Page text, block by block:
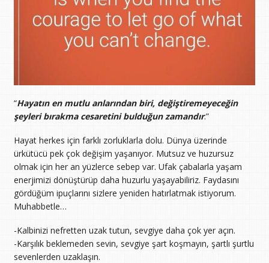
“Hayatın en mutlu anlarından biri, değiştiremeyeceğin
şeyleri bırakma cesaretini bulduğun zamandır.”
Hayat herkes için farklı zorluklarla dolu. Dünya üzerinde
ürkütücü pek çok değişim yaşanıyor. Mutsuz ve huzursuz
olmak için her an yüzlerce sebep var. Ufak çabalarla yaşam
enerjimizi dönüştürüp daha huzurlu yaşayabiliriz. Faydasını
gördüğüm ipuçlarını sizlere yeniden hatırlatmak istiyorum.
Muhabbetle…
-Kalbinizi nefretten uzak tutun, sevgiye daha çok yer açın.
-Karşılık beklemeden sevin, sevgiye şart koşmayın, şartlı şurtlu
sevenlerden uzaklaşın.